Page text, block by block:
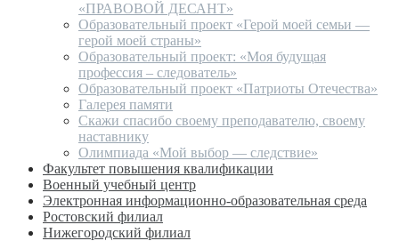
«ПРАВОВОЙ ДЕСАНТ»
Образовательный проект «Герой моей семьи —
герой моей страны»
Образовательный проект: «Моя будущая
профессия – следователь»
Образовательный проект «Патриоты Отечества»
Галерея памяти
Скажи спасибо своему преподавателю, своему
наставнику
Олимпиада «Мой выбор — следствие»
Факультет повышения квалификации
Военный учебный центр
Электронная информационно-образовательная среда
Ростовский филиал
Нижегородский филиал